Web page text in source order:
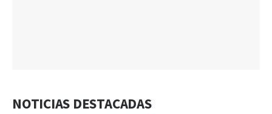
NOTICIAS DESTACADAS